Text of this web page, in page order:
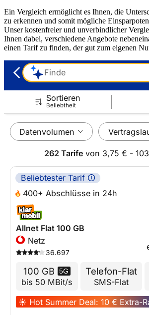
Ein Vergleich ermöglicht es Ihnen, die
zu erkennen und somit mögliche
Unser kostenfreier und unverbindlicher
Ihnen dabei, verschiedene Angebote
einen Tarif zu finden, der gut zum eigenen